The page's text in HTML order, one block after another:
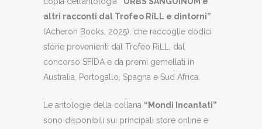
altri racconti dal Trofeo RiLL e dintorni”
(Acheron Books, 2025), che raccoglie dodici
storie provenienti dal Trofeo RiLL, dal
concorso SFIDA e da premi gemellati in
Australia, Portogallo, Spagna e Sud Africa.
Le antologie della collana “Mondi Incantati”
sono disponibili sui principali store online e